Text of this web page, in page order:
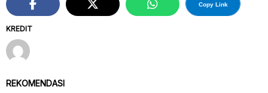
KREDIT
Copy Link
REKOMENDASI